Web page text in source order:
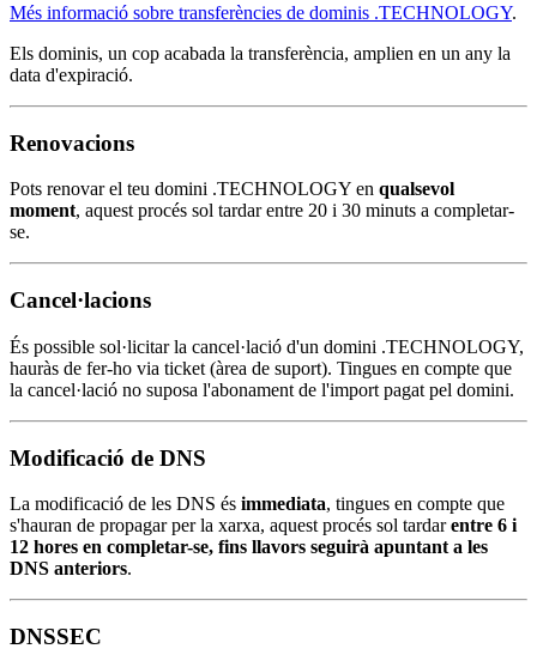
Més informació sobre transferències de dominis .TECHNOLOGY.
Els dominis, un cop acabada la transferència, amplien en un any la
data d'expiració.
Renovacions
Pots renovar el teu domini .TECHNOLOGY en qualsevol
moment, aquest procés sol tardar entre 20 i 30 minuts a completar-
se.
Cancel·lacions
És possible sol·licitar la cancel·lació d'un domini .TECHNOLOGY,
hauràs de fer-ho via ticket (àrea de suport). Tingues en compte que
la cancel·lació no suposa l'abonament de l'import pagat pel domini.
Modificació de DNS
La modificació de les DNS és immediata, tingues en compte que
s'hauran de propagar per la xarxa, aquest procés sol tardarentre 6 i
12 hores en completar-se, fins llavors seguirà apuntant a les
DNS anteriors.
DNSSEC